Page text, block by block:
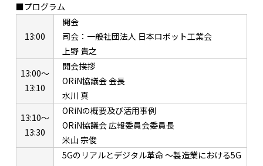
■プログラム
13:00
開会
司会：一般社団法人 日本ロボット工業会
上野 貴之
13:00～
13:10
開会挨拶
ORiN協議会 会長
水川 真
13:10～
13:30
ORiNの概要及び活用事例
ORiN協議会 広報委員会委員長
米山 宗俊
5Gのリアルとデジタル革命 ～製造業における5G